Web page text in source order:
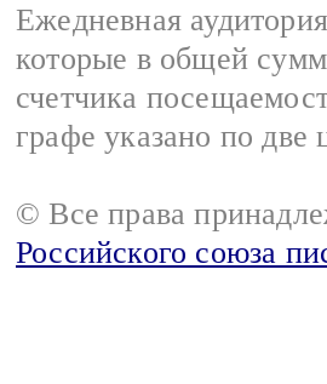
Ежедневная
которые в общей
счетчика
графе указано по две
© Все права
Российского союза